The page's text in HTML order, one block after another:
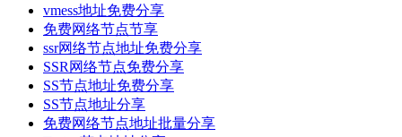
vmess地址免费分享
免费网络节点节享
ssr网络节点地址免费分享
SSR网络节点免费分享
SS节点地址免费分享
SS节点地址分享
免费网络节点地址批量分享